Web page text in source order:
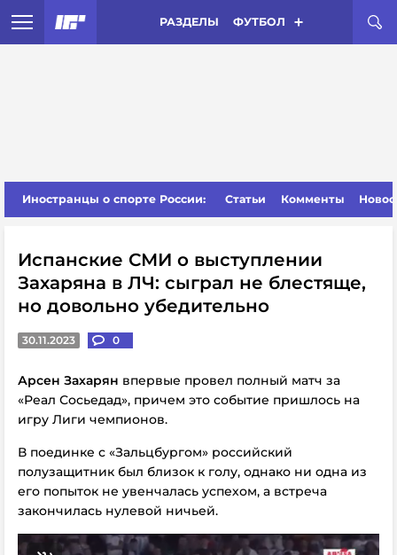
РАЗДЕЛЫ ФУТБОЛ
Иностранцы о спорте России: Статьи Комменты
Испанские СМИ о выступлении
Захаряна в ЛЧ: сыграл не блестяще,
но довольно убедительно
30.11.2023 0
Арсен Захарян впервые провел полный матч за
«Реал Сосьедад», причем это событие пришлось на
игру Лиги чемпионов.
В поединке с «Зальцбургом» российский
полузащитник был близок к голу, однако ни одна из
его попыток не увенчалась успехом, а встреча
закончилась нулевой ничьей.